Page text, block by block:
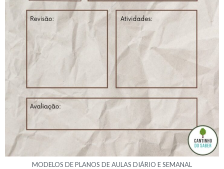
MODELOS DE PLANOS DE AULAS DIÁRIO E SEMANAL